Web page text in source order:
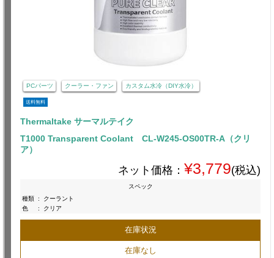
PCパーツ クーラー・ファン カスタム水冷（DIY水冷）
送料無料
Thermaltake サーマルテイク
T1000 Transparent Coolant CL-W245-OS00TR-A（クリ
ア）
ネット価格： ¥3,779(税込)
スペック
種類 :
クーラント
色
: クリア
在庫状況
在庫なし